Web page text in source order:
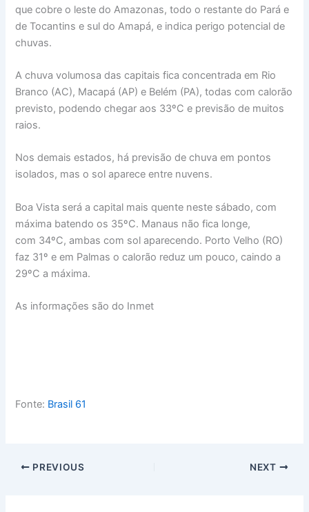
que cobre o leste do Amazonas, todo o restante do Pará e
de Tocantins e sul do Amapá, e indica perigo potencial de
chuvas.
A chuva volumosa das capitais fica concentrada em Rio
Branco (AC), Macapá (AP) e Belém (PA), todas com calorão
previsto, podendo chegar aos 33ºC e previsão de muitos
raios.
Nos demais estados, há previsão de chuva em pontos
isolados, mas o sol aparece entre nuvens.
Boa Vista será a capital mais quente neste sábado, com
máxima batendo os 35ºC. Manaus não fica longe,
com 34ºC, ambas com sol aparecendo. Porto Velho (RO)
faz 31º e em Palmas o calorão reduz um pouco, caindo a
29ºC a máxima.
As informações são do Inmet
Fonte: Brasil 61
PREVIOUS NEXT